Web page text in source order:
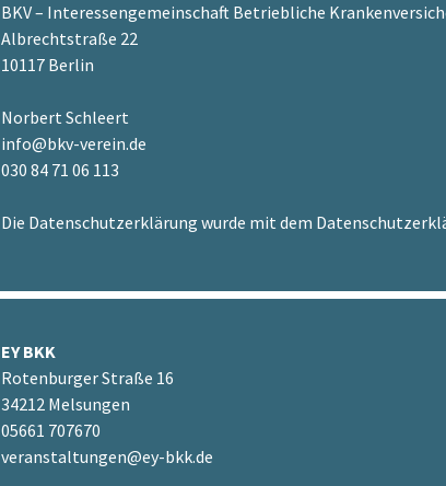
BKV – Interessengemeinschaft Betriebliche
Albrechtstraße 22
10117 Berlin
Norbert Schleert
info@bkv-verein.de
030 84 71 06 113
Die Datenschutzerklärung wurde mit dem
EY BKK
Rotenburger Straße 16
34212 Melsungen
05661 707670
veranstaltungen@ey-bkk.de